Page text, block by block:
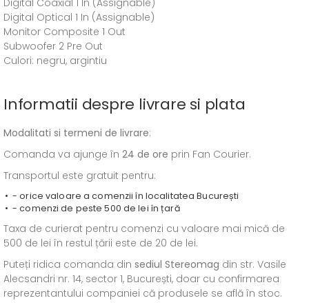
Digital Coaxial 1 In (Assignable)
Digital Optical 1 In (Assignable)
Monitor Composite 1 Out
Subwoofer 2 Pre Out
Culori: negru, argintiu
Informatii despre livrare si plata
Modalitati si termeni de livrare:
Comanda va ajunge în 24 de ore prin Fan Courier.
Transportul este gratuit pentru:
- orice valoare a comenzii în localitatea București
- comenzi de peste 500 de lei în țară
Taxa de curierat pentru comenzi cu valoare mai mică de
500 de lei în restul țării este de 20 de lei.
Puteți ridica comanda din sediul Stereomag din str. Vasile
Alecsandri nr. 14, sector 1, București, doar cu confirmarea
reprezentantului companiei că produsele se află în stoc.